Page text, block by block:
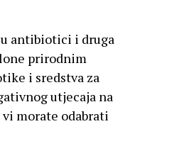
antibiotici i druga
prirodnim
i sredstva za
utjecaja na
morate odabrati